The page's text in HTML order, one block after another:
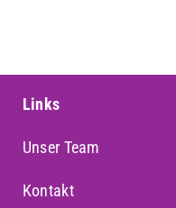
Links
Unser Team
Kontakt